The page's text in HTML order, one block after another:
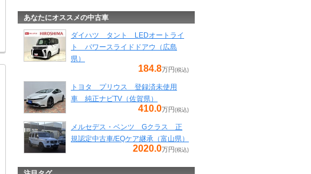
あなたにオススメの中古車
ダイハツ タント LEDオートライ
ト パワースライドドアウ（広島
県）
184.8万円(税込)
トヨタ プリウス 登録済未使用
車 純正ナビTV（佐賀県）
410.0万円(税込)
メルセデス・ベンツ Gクラス 正
規認定中古車/EQケア継承（富山県）
2020.0万円(税込)